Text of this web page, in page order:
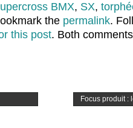
BMX, SX,
the permalink.
this post. Both
Focus produit :